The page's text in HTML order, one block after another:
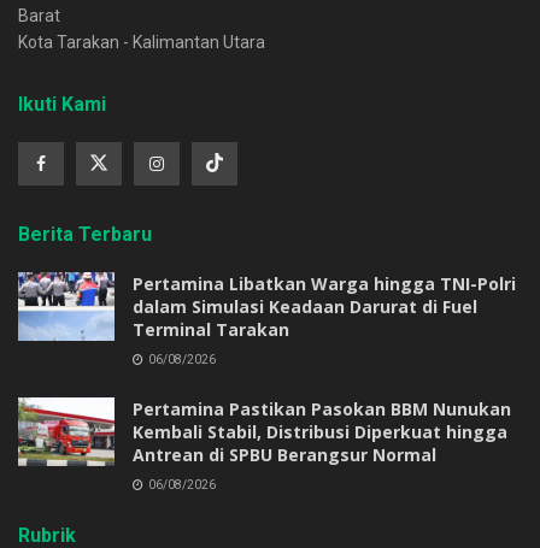
Barat
Kota Tarakan - Kalimantan Utara
Ikuti Kami
Berita Terbaru
Pertamina Libatkan Warga hingga TNI-Polri
dalam Simulasi Keadaan Darurat di Fuel
Terminal Tarakan
06/08/2026
Pertamina Pastikan Pasokan BBM Nunukan
Kembali Stabil, Distribusi Diperkuat hingga
Antrean di SPBU Berangsur Normal
06/08/2026
Rubrik